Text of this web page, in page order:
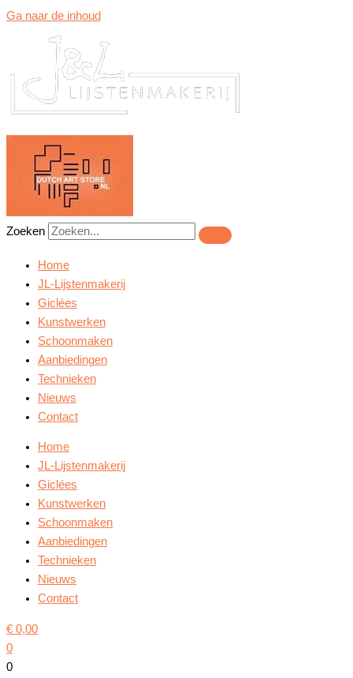
Ga naar de inhoud
Zoeken
Home
JL-Lijstenmakerij
Giclées
Kunstwerken
Schoonmaken
Aanbiedingen
Technieken
Nieuws
Contact
Home
JL-Lijstenmakerij
Giclées
Kunstwerken
Schoonmaken
Aanbiedingen
Technieken
Nieuws
Contact
€ 0,00
0
0